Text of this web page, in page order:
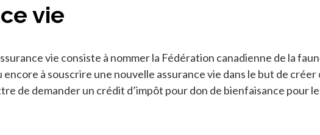
vie
vie consiste à nommer la Fédération canadienne de la
encore à souscrire une nouvelle assurance vie dans le but de
de demander un crédit d’impôt pour don de bienfaisance pour